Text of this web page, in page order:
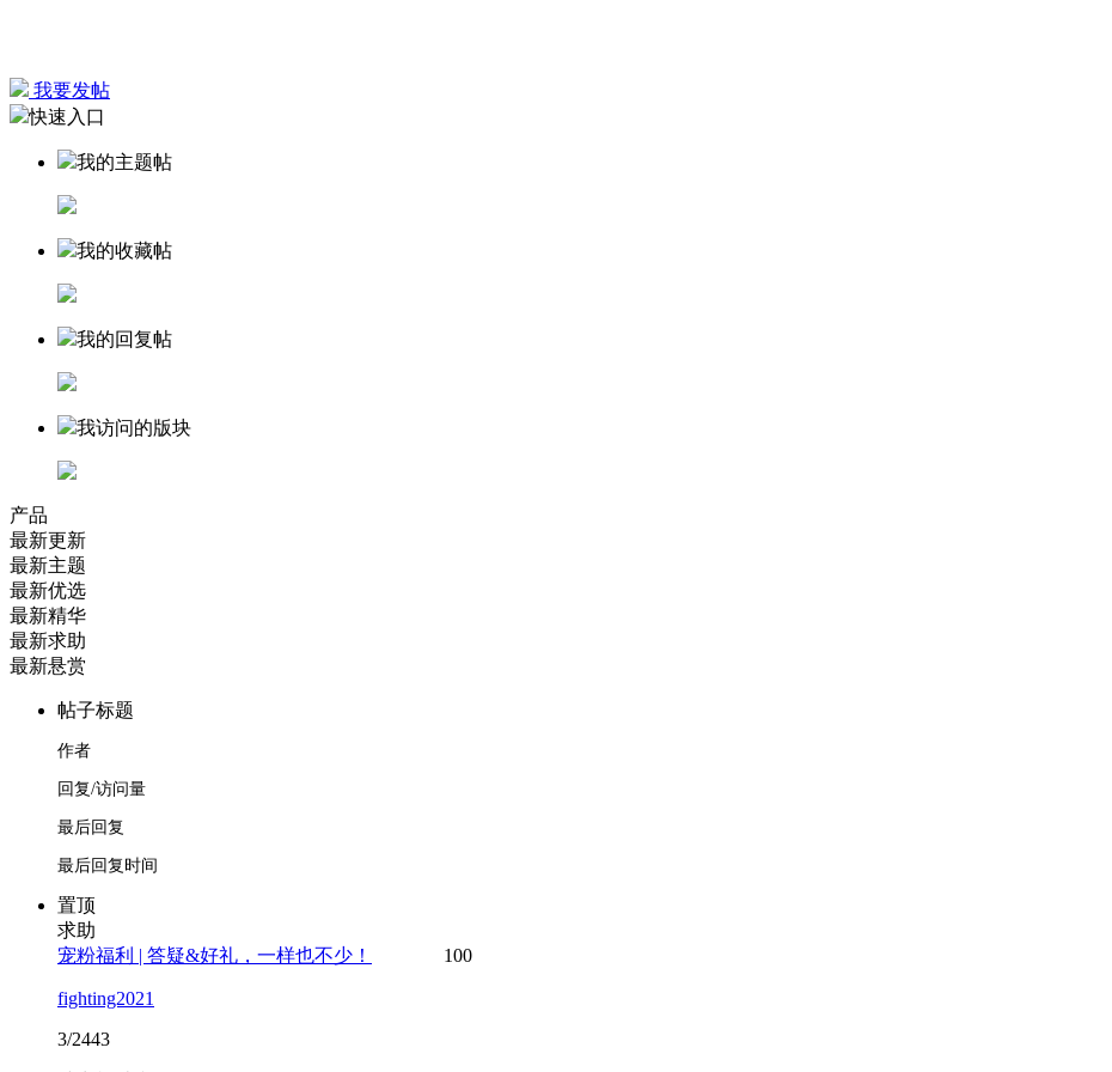
我要发帖
快速入口
我的主题帖
我的收藏帖
我的回复帖
我访问的版块
产品
最新更新
最新主题
最新优选
最新精华
最新求助
最新悬赏
帖子标题
作者
回复/访问量
最后回复
最后回复时间
置顶
求助
宠粉福利 | 答疑&好礼，一样也不少！
100
fighting2021
3/2443